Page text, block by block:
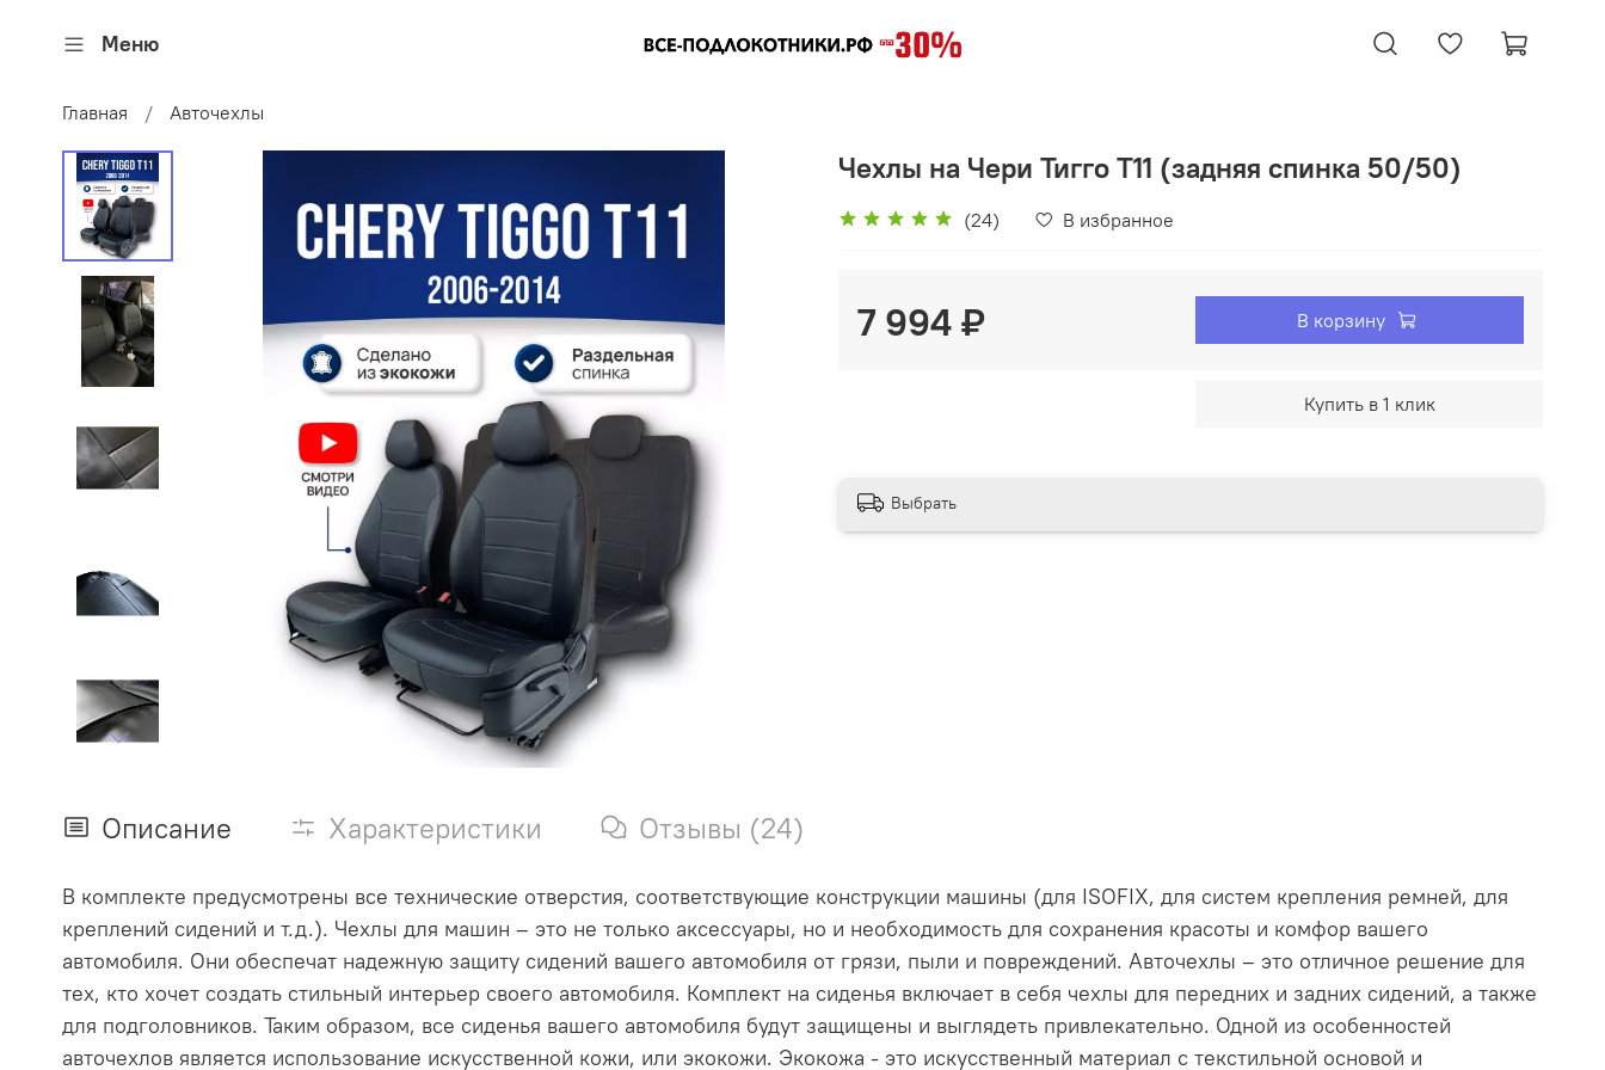
Меню
Главная Авточехлы
Чехлы на Чери Тигго T11 (задняя спинка 50/50)
(24) В избранное
7 994 ₽ В корзину
Купить в 1 клик
Выбрать
Описание Характеристики Отзывы (24)
В комплекте предусмотрены все технические отверстия, соответствующие конструкции машины (для ISOFIX, для систем крепления ремней, для
креплений сидений и т.д.). Чехлы для машин – это не только аксессуары, но и необходимость для сохранения красоты и комфор вашего
автомобиля. Они обеспечат надежную защиту сидений вашего автомобиля от грязи, пыли и повреждений. Авточехлы – это отличное решение для
тех, кто хочет создать стильный интерьер своего автомобиля. Комплект на сиденья включает в себя чехлы для передних и задних сидений, а также
для подголовников. Таким образом, все сиденья вашего автомобиля будут защищены и выглядеть привлекательно. Одной из особенностей
авточехлов является использование искусственной кожи, или экокожи. Экокожа - это искусственный материал с текстильной основой и